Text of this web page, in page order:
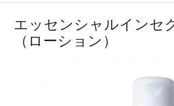
エッセンシャルインセ
（ローション）